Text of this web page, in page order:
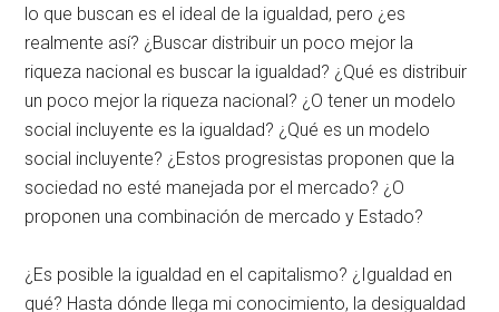
lo que buscan es el ideal de la igualdad, pero ¿es
realmente así? ¿Buscar distribuir un poco mejor la
riqueza nacional es buscar la igualdad? ¿Qué es distribuir
un poco mejor la riqueza nacional? ¿O tener un modelo
social incluyente es la igualdad? ¿Qué es un modelo
social incluyente? ¿Estos progresistas proponen que la
sociedad no esté manejada por el mercado? ¿O
proponen una combinación de mercado y Estado?
¿Es posible la igualdad en el capitalismo? ¿Igualdad en
qué? Hasta dónde llega mi conocimiento, la desigualdad